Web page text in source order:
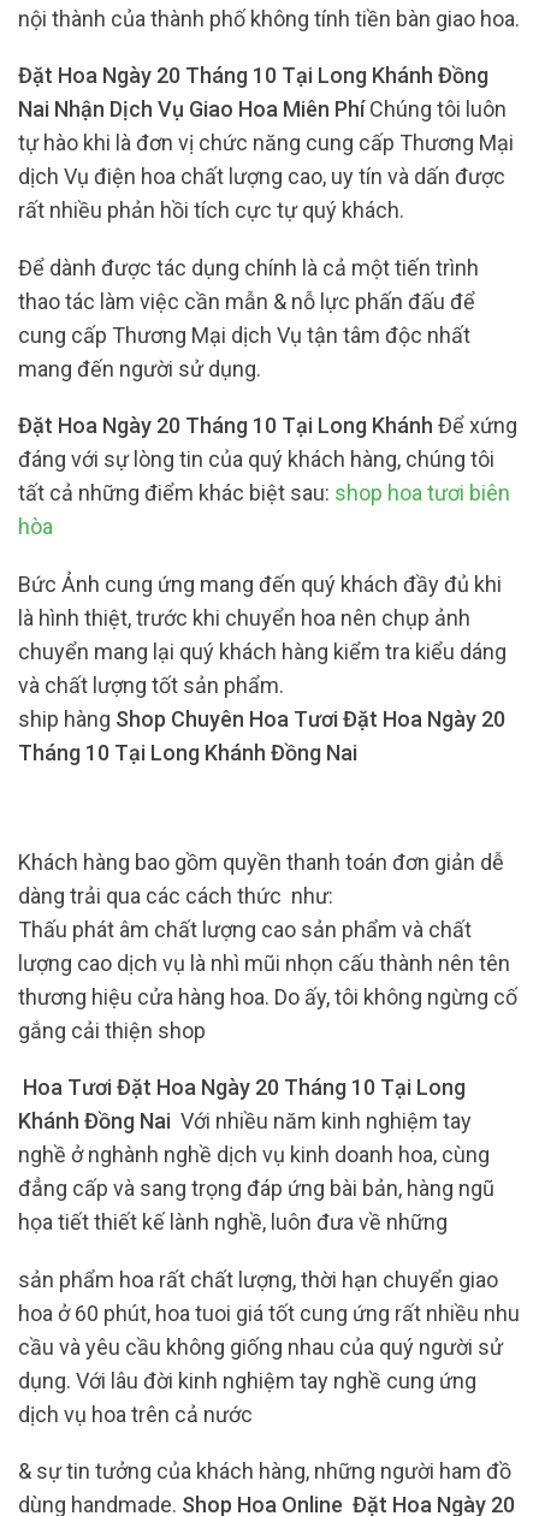
nội thành của thành phố không tính tiền bàn giao hoa.
Đặt Hoa Ngày 20 Tháng 10 Tại Long Khánh Đồng
Nai Nhận Dịch Vụ Giao Hoa Miên PhíChúng tôi luôn
tự hào khi là đơn vị chức năng cung cấp Thương Mại
dịch Vụ điện hoa chất lượng cao, uy tín và dấn được
rất nhiều phản hồi tích cực tự quý khách.
Để dành được tác dụng chính là cả một tiến trình
thao tác làm việc cần mẫn & nỗ lực phấn đấu để
cung cấp Thương Mại dịch Vụ tận tâm độc nhất
mang đến người sử dụng.
Đặt Hoa Ngày 20 Tháng 10 Tại Long Khánh Để xứng
đáng với sự lòng tin của quý khách hàng, chúng tôi
tất cả những điểm khác biệt sau: shop hoa tươi biên
hòa
Bức Ảnh cung ứng mang đến quý khách đầy đủ khi
là hình thiệt, trước khi chuyển hoa nên chụp ảnh
chuyển mang lại quý khách hàng kiểm tra kiểu dáng
và chất lượng tốt sản phẩm.
ship hàng Shop Chuyên Hoa Tươi Đặt Hoa Ngày 20
Tháng 10 Tại Long Khánh Đồng Nai
Khách hàng bao gồm quyền thanh toán đơn giản dễ
dàng trải qua các cách thức như:
Thấu phát âm chất lượng cao sản phẩm và chất
lượng cao dịch vụ là nhì mũi nhọn cấu thành nên tên
thương hiệu cửa hàng hoa. Do ấy, tôi không ngừng cố
gắng cải thiện shop
Hoa Tươi Đặt Hoa Ngày 20 Tháng 10 Tại Long
Khánh Đồng Nai Với nhiều năm kinh nghiệm tay
nghề ở nghành nghề dịch vụ kinh doanh hoa, cùng
đẳng cấp và sang trọng đáp ứng bài bản, hàng ngũ
họa tiết thiết kế lành nghề, luôn đưa về những
sản phẩm hoa rất chất lượng, thời hạn chuyển giao
hoa ở 60 phút, hoa tuoi giá tốt cung ứng rất nhiều nhu
cầu và yêu cầu không giống nhau của quý người sử
dụng. Với lâu đời kinh nghiệm tay nghề cung ứng
dịch vụ hoa trên cả nước
& sự tin tưởng của khách hàng, những người ham đồ
dùng handmade. Shop Hoa Online Đặt Hoa Ngày 20